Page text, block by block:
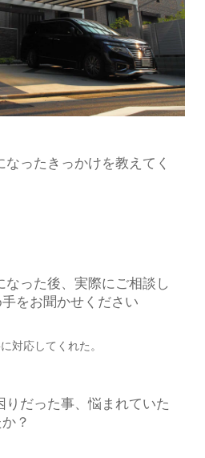
ったきっかけを教えてく
なった後、実際にご相談し
をお聞かせください
対応してくれた。
りだった事、悩まれていた
？